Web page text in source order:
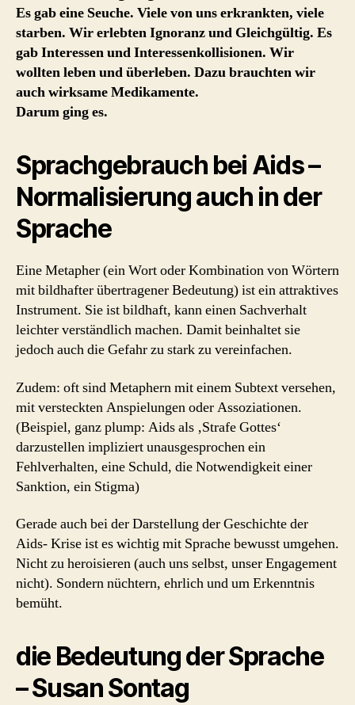
Es gab eine Seuche. Viele von uns erkrankten, viele
starben. Wir erlebten Ignoranz und Gleichgültig. Es
gab Interessen und Interessenkollisionen. Wir
wollten leben und überleben. Dazu brauchten wir
auch wirksame Medikamente.
Darum ging es.
Sprachgebrauch bei Aids –
Normalisierung auch in der
Sprache
Eine Metapher (ein Wort oder Kombination von Wörtern
mit bildhafter übertragener Bedeutung) ist ein attraktives
Instrument. Sie ist bildhaft, kann einen Sachverhalt
leichter verständlich machen. Damit beinhaltet sie
jedoch auch die Gefahr zu stark zu vereinfachen.
Zudem: oft sind Metaphern mit einem Subtext versehen,
mit versteckten Anspielungen oder Assoziationen.
(Beispiel, ganz plump: Aids als ‚Strafe Gottes‘
darzustellen impliziert unausgesprochen ein
Fehlverhalten, eine Schuld, die Notwendigkeit einer
Sanktion, ein Stigma)
Gerade auch bei der Darstellung der Geschichte der
Aids- Krise ist es wichtig mit Sprache bewusst umgehen.
Nicht zu heroisieren (auch uns selbst, unser Engagement
nicht). Sondern nüchtern, ehrlich und um Erkenntnis
bemüht.
die Bedeutung der Sprache
– Susan Sontag